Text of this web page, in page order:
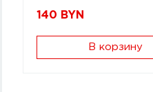
140 BYN
В корзину